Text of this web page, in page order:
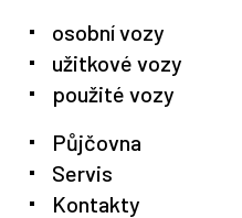
osobní vozy
užitkové vozy
použité vozy
Půjčovna
Servis
Kontakty